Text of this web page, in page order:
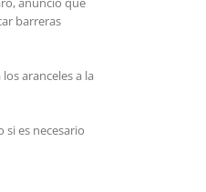
barreras
aranceles a la
es necesario